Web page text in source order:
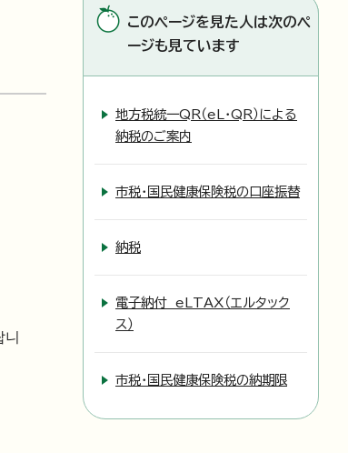
このページを見た人は次のペ
ージも見ています
地方税統一QR（eL・QR）による
納税のご案内
市税・国民健康保険税の口座振替
納税
電子納付 eLTAX（エルタック
ス）
市税・国民健康保険税の納期限